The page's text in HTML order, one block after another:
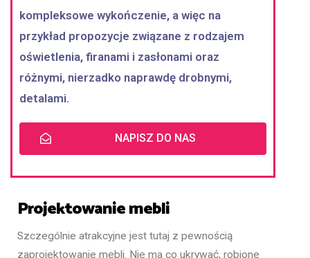
kompleksowe wykończenie, a więc na
przykład propozycje związane z rodzajem
oświetlenia, firanami i zasłonami oraz
różnymi, nierzadko naprawdę drobnymi,
detalami.
NAPISZ DO NAS
Projektowanie mebli
Szczególnie atrakcyjne jest tutaj z pewnością
zaprojektowanie mebli. Nie ma co ukrywać, robione